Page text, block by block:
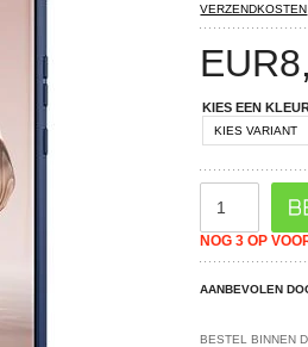
VERZENDKOSTEN
EUR
KIES EEN
NOG 3 OP
AANBEVOLEN
BESTEL BINNEN